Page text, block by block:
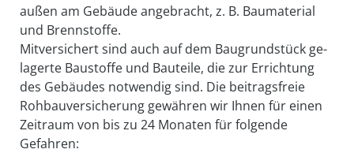
außen am Gebäude angebracht, z. B. Baumaterial
und Brennstoffe.
Mitversichert sind auch auf dem Baugrundstück ge­
lagerte Bau­stoffe und Bauteile, die zur Errichtung
des Gebäudes notwendig sind. Die beitragsfreie
Rohbau­versicherung gewähren wir Ihnen für einen
Zeit­raum von bis zu 24 Monaten für folgende
Gefahren: